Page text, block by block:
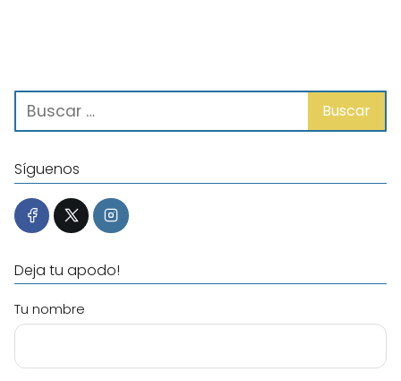
Síguenos
Deja tu apodo!
Tu nombre